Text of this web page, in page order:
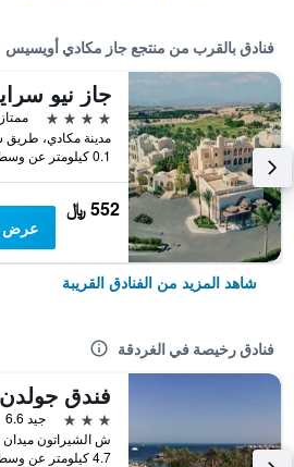
فنادق بالقرب من منتجع جاز مكادي أويسيس
4 نجوم
ممتاز 8.7
0.1 كيلومتر عن وسط المدينة
552 ﷼
عرض
شاهد المزيد من الفنادق القريبة
فنادق رخيصة في الغردقة
3 نجوم
جيد 6.6
4.7 كيلومتر عن وسط المدينة